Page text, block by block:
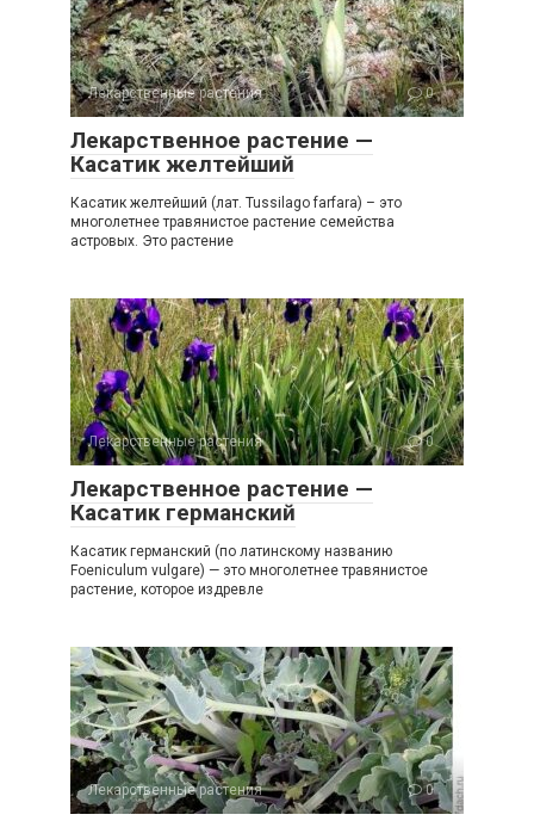
Лекарственные растения 0
Лекарственное растение —
Касатик желтейший
Касатик желтейший (лат. Tussilago farfara) – это
многолетнее травянистое растение семейства
астровых. Это растение
Лекарственные растения 0
Лекарственное растение —
Касатик германский
Касатик германский (по латинскому названию
Foeniculum vulgare) — это многолетнее травянистое
растение, которое издревле
Лекарственные растения 0